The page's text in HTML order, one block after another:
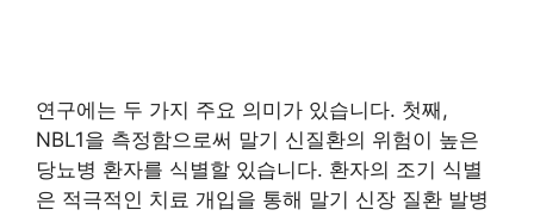
연구에는 두 가지 주요 의미가 있습니다. 첫째,
NBL1을 측정함으로써 말기 신질환의 위험이 높은
당뇨병 환자를 식별할 있습니다. 환자의 조기 식별
은 적극적인 치료 개입을 통해 말기 신장 질환 발병